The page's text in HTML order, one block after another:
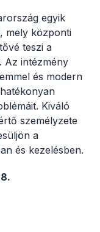
egyik
mely központi
teszi a
Az intézmény
és modern
Kiváló
személyzete
a
és kezelésben.